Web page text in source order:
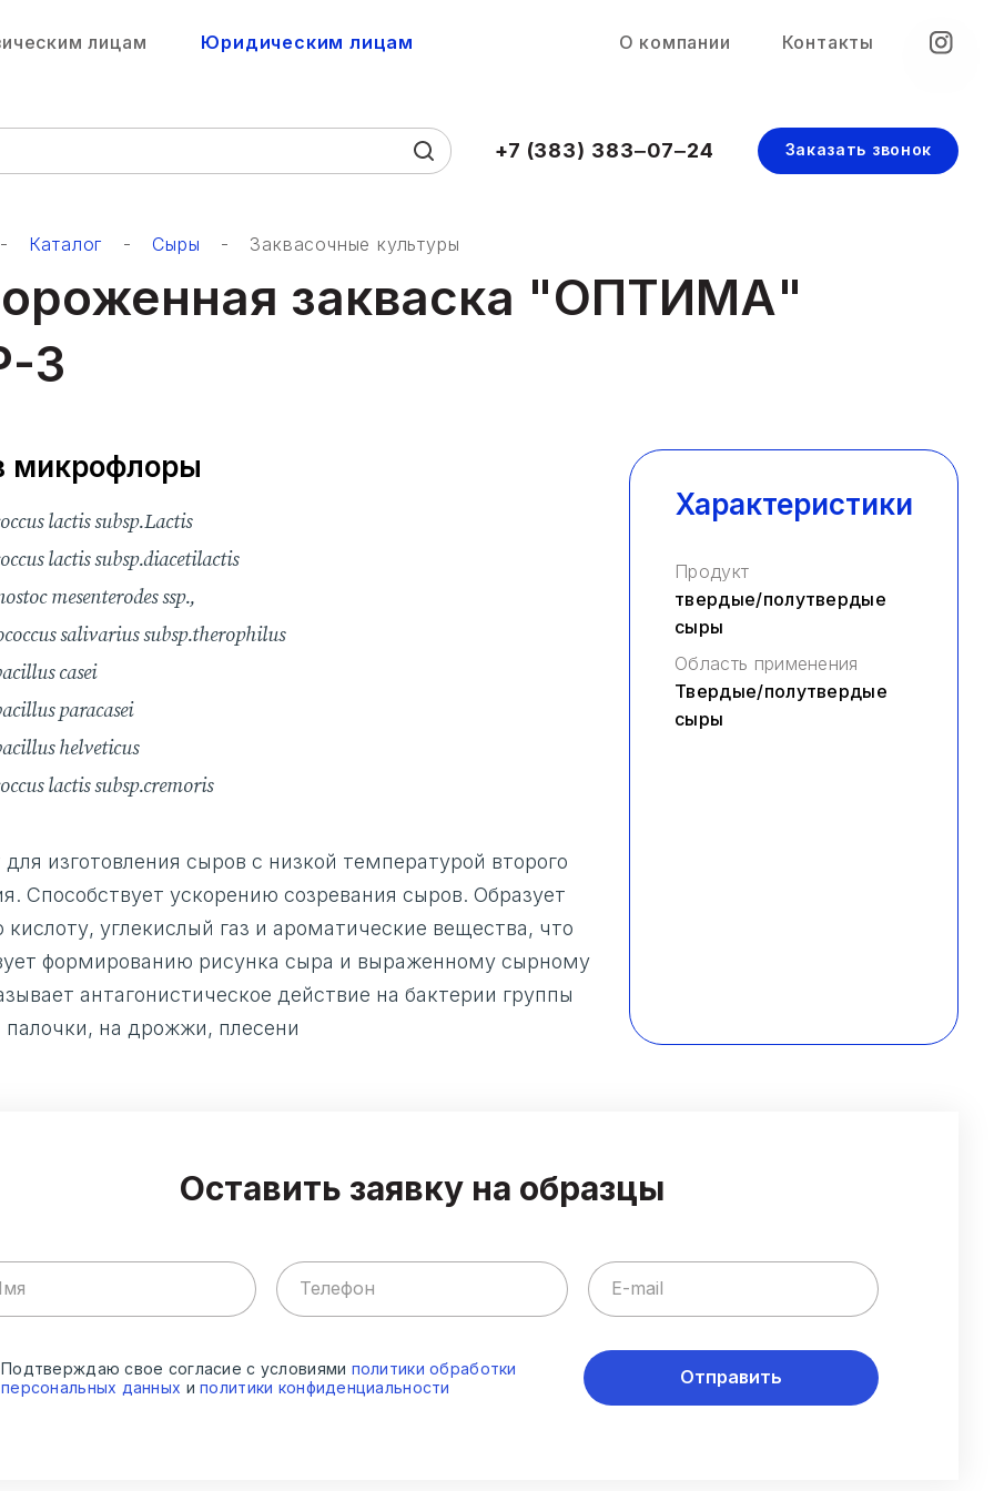
лицам Юридическим лицам О компании Контакты
+7 (383) 383‒07‒24 Заказать звонок
Каталог Сыры
Заквасочные культуры
закваска "ОПТИМА"
3
микрофлоры
lactis subsp.Lactis
lactis subsp.diacetilactis
mesenterodes ssp.,
salivarius subsp.therophilus
casei
paracasei
helveticus
lactis subsp.cremoris
изготовления сыров с низкой температурой второго
Способствует ускорению созревания сыров. Образует
углекислый газ и ароматические вещества, что
формированию рисунка сыра и выраженному сырному
антагонистическое действие на бактерии группы
на дрожжи, плесени
Характеристики
Продукт
твердые/полутвердые
сыры
Область применения
Твердые/полутвердые
сыры
Оставить заявку на образцы
Подтверждаю свое согласие с условиями политики обработки
персональных данных иполитики конфиденциальности Отправить